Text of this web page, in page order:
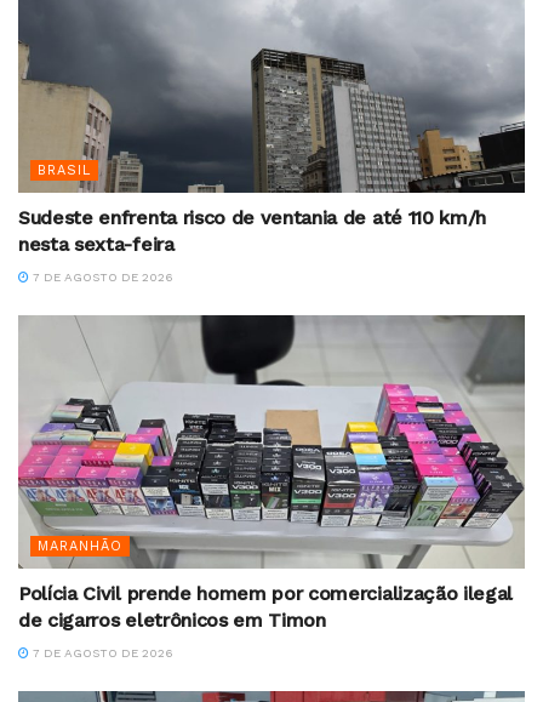
BRASIL
Sudeste enfrenta risco de ventania de até 110 km/h
nesta sexta-feira
7 DE AGOSTO DE 2026
MARANHÃO
Polícia Civil prende homem por comercialização ilegal
de cigarros eletrônicos em Timon
7 DE AGOSTO DE 2026